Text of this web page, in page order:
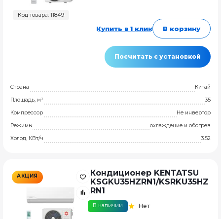
Код товара: 11849
Купить в 1 клик В корзину
Посчитать с установкой
Страна
Китай
Площадь, м²
35
Компрессор
Не инвертор
Режимы
охлаждение и обогрев
Холод, КВт/ч
3.52
АКЦИЯ
Кондиционер KENTATSU
KSGKU35HZRN1/KSRKU35HZ
RN1
В наличии Нет